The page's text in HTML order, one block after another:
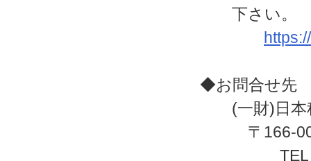
下さい。
◆お問合せ先
(一財)日本科
〒166-0003
TEL：03-